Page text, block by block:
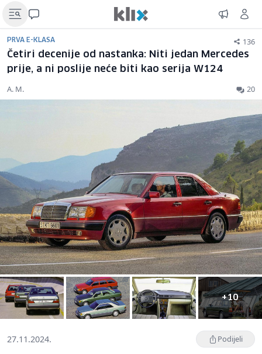
PRVA E-KLASA 136
Četiri decenije od nastanka: Niti jedan Mercedes
prije, a ni poslije neće biti kao serija W124
A. M. 20
+10
27.11.2024. Podijeli